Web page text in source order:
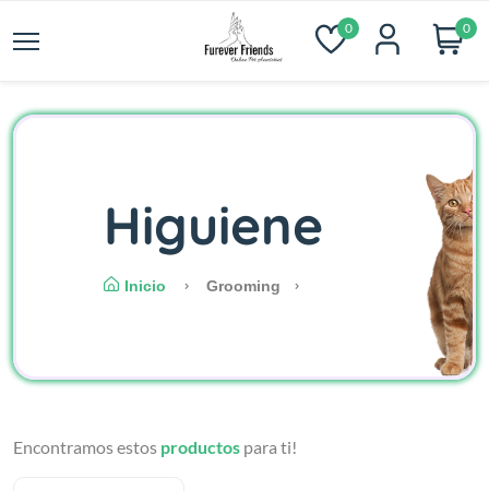
0 0
Higuiene
Inicio Grooming
Encontramos estos productos para ti!